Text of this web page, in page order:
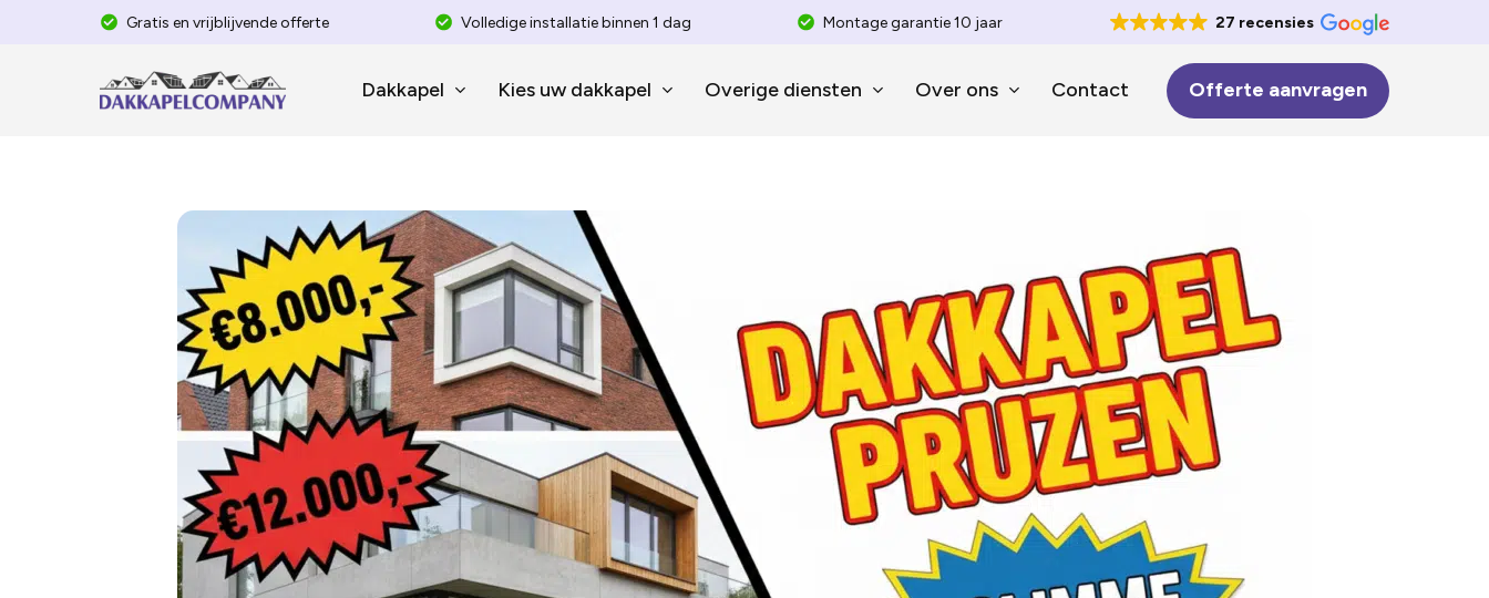
Gratis en vrijblijvende offerte Volledige installatie binnen 1 dag Montage garantie 10 jaar 27 recensies
Dakkapel Kies uw dakkapel Overige diensten Over ons Contact Offerte aanvragen